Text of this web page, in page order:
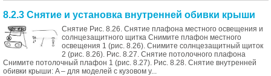
8.2.3 Снятие и установка внутренней обивки крыши
Снятие Рис. 8.26. Снятие плафона местного освещения и
солнцезащитного щитка Снимите плафон местного
освещения 1 (рис. 8.26). Снимите солнцезащитный щиток
2 (рис. 8.26). Рис. 8.27. Снятие потолочного плафона
Снимите потолочный плафон 1 (рис. 8.27). Рис. 8.28. Снятие внутренней
обивки крыши: A – для моделей с кузовом у...